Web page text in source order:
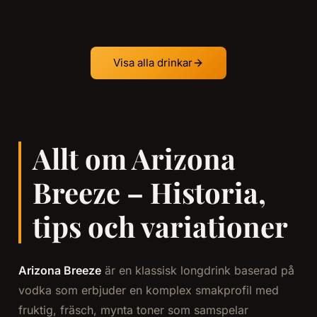
Visa alla drinkar
Allt om Arizona
Breeze – Historia,
tips och variationer
Arizona Breezeär en klassisk longdrink baserad på
vodka som erbjuder en komplex smakprofil med
fruktig, fräsch, mynta toner som samspelar